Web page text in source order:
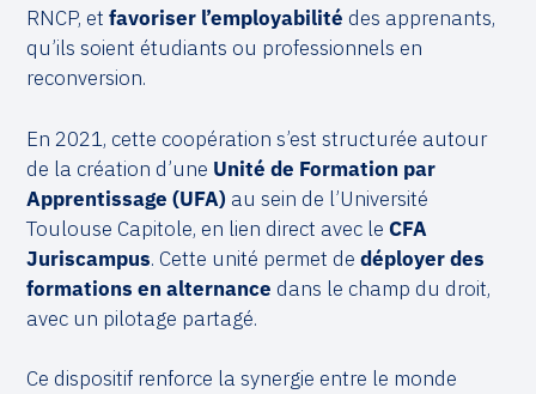
RNCP, etfavoriser l’employabilité des apprenants,
qu’ils soient étudiants ou professionnels en
reconversion.
En 2021, cette coopération s’est structurée autour
de la création d’une Unité de Formation par
Apprentissage (UFA) au sein de l’Université
Toulouse Capitole, en lien direct avec leCFA
Juriscampus. Cette unité permet dedéployer des
formations en alternance dans le champ du droit,
avec un pilotage partagé.
Ce dispositif renforce la synergie entre le monde